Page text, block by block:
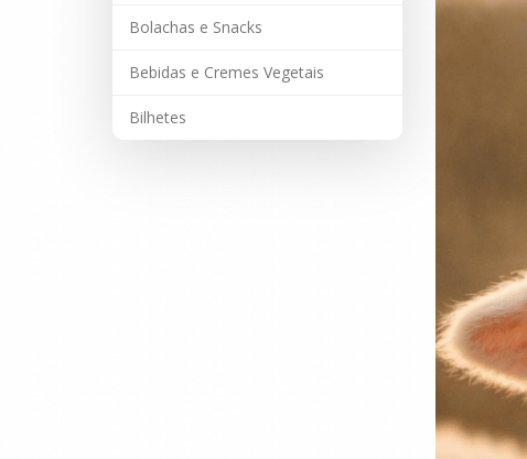
Bolachas e Snacks
Bebidas e Cremes Vegetais
Bilhetes